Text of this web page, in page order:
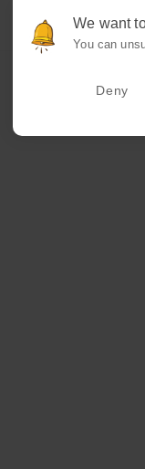
We want
You can
Deny